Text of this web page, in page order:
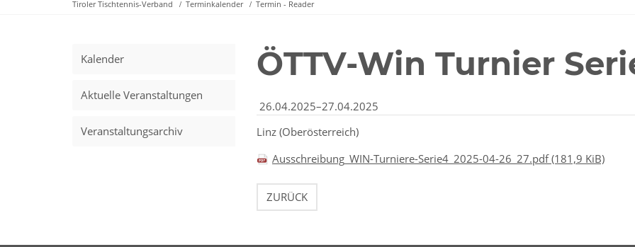
Tiroler Tischtennis-Verband Terminkalender Termin - Reader
ÖTTV-Win Turnier
26.04.2025–27.04.2025
Linz (Oberösterreich)
Ausschreibung_WIN-Turniere-Serie4_2025-04-26_27.pdf(181,9 KiB)
ZURÜCK
Kalender
Aktuelle Veranstaltungen
Veranstaltungsarchiv